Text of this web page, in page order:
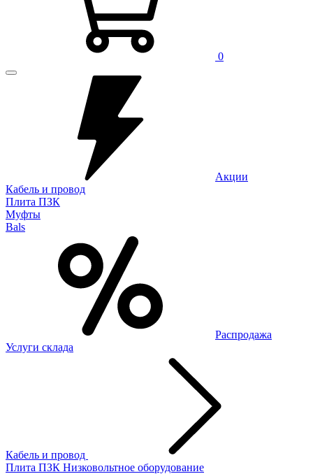
0
Акции
Кабель и провод
Плита ПЗК
Муфты
Bals
Распродажа
Услуги склада
Кабель и провод
Плита ПЗК Низковольтное оборудование